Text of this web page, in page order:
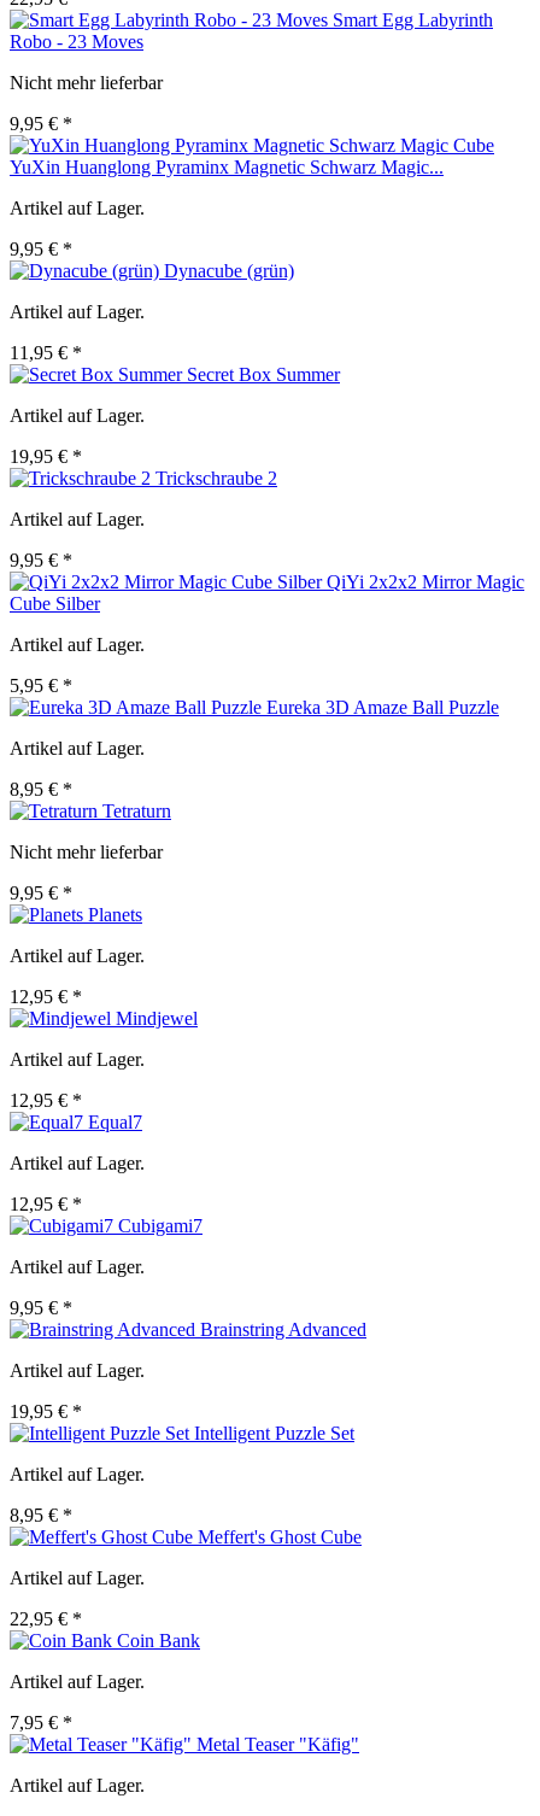
Smart Egg Labyrinth
Robo - 23 Moves
Nicht mehr lieferbar
9,95 € *
YuXin Huanglong Pyraminx Magnetic Schwarz Magic...
Artikel auf Lager.
9,95 € *
Dynacube (grün)
Artikel auf Lager.
11,95 € *
Secret Box Summer
Artikel auf Lager.
19,95 € *
Trickschraube 2
Artikel auf Lager.
9,95 € *
QiYi 2x2x2 Mirror Magic
Cube Silber
Artikel auf Lager.
5,95 € *
Eureka 3D Amaze Ball Puzzle
Artikel auf Lager.
8,95 € *
Tetraturn
Nicht mehr lieferbar
9,95 € *
Planets
Artikel auf Lager.
12,95 € *
Mindjewel
Artikel auf Lager.
12,95 € *
Equal7
Artikel auf Lager.
12,95 € *
Cubigami7
Artikel auf Lager.
9,95 € *
Brainstring Advanced
Artikel auf Lager.
19,95 € *
Intelligent Puzzle Set
Artikel auf Lager.
8,95 € *
Meffert's Ghost Cube
Artikel auf Lager.
22,95 € *
Coin Bank
Artikel auf Lager.
7,95 € *
Metal Teaser "Käfig"
Artikel auf Lager.